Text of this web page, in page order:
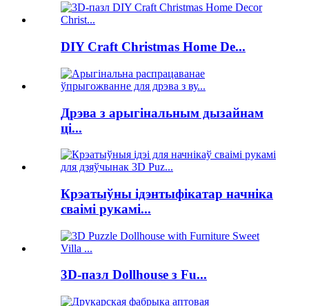
DIY Craft Christmas Home De...
Дрэва з арыгінальным дызайнам
ці...
Крэатыўны ідэнтыфікатар начніка
сваімі рукамі...
3D-пазл Dollhouse з Fu...